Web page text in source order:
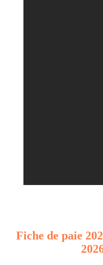
Fiche de paie